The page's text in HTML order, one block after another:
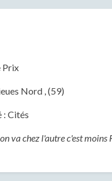
Prix
Nord , (59)
: Cités
va chez l'autre c'est moins